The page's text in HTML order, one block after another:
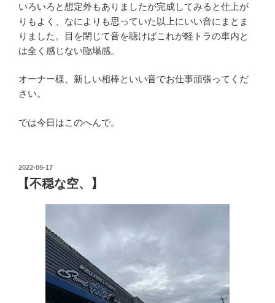
いろいろと想定外もありましたが完成してみると仕上が
りもよく、なによりも思っていた以上にいい音にまとま
りました。目を閉じて音を聴けばこれが軽トラの車内と
は全く感じない臨場感。
オーナー様、新しい相棒といい音でお仕事頑張ってくだ
さい。
では今日はこのへんで。
投
稿
日:
2022-09-17
【不穏な空、】